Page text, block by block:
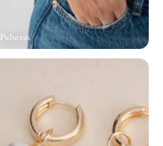
Pulseras